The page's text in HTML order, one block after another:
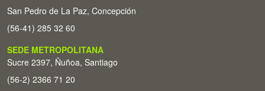
San Pedro de La Paz, Concepción
(56-41) 285 32 60
SEDE METROPOLITANA
Sucre 2397, Ñuñoa, Santiago
(56-2) 2366 71 20